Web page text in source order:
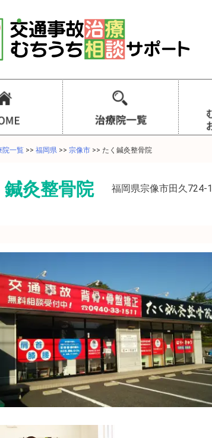
院一覧 >> 福岡県 >> 宗像市 >> たく鍼灸整骨院
灸整骨院 福岡県宗像市田久724-1